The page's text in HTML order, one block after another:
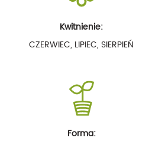
Kwitnienie:
CZERWIEC, LIPIEC, SIERPIEŃ
Forma: